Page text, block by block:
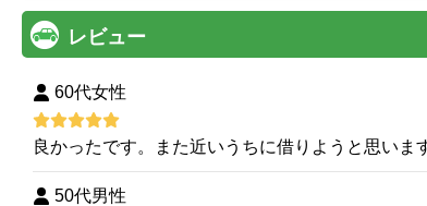
レビュー
60代女性
良かったです。また近いうちに借りようと思いま
50代男性